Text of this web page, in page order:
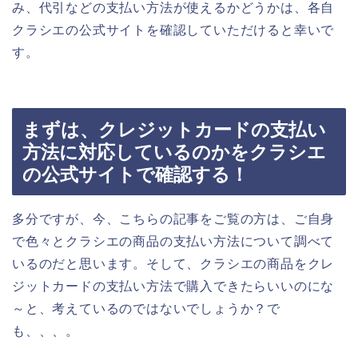
み、代引などの支払い方法が使えるかどうかは、各自
クラシエの公式サイトを確認していただけると幸いで
す。
まずは、クレジットカードの支払い
方法に対応しているのかをクラシエ
の公式サイトで確認する！
多分ですが、今、こちらの記事をご覧の方は、ご自身
で色々とクラシエの商品の支払い方法について調べて
いるのだと思います。そして、クラシエの商品をクレ
ジットカードの支払い方法で購入できたらいいのにな
～と、考えているのではないでしょうか？で
も、、、。